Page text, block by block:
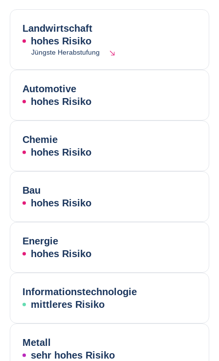
Landwirtschaft
hohes Risiko
Jüngste Herabstufung
Automotive
hohes Risiko
Chemie
hohes Risiko
Bau
hohes Risiko
Energie
hohes Risiko
Informationstechnologie
mittleres Risiko
Metall
sehr hohes Risiko